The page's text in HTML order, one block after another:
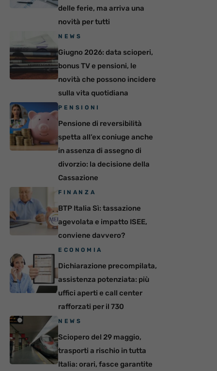
delle ferie, ma arriva una
novità per tutti
NEWS
Giugno 2026: data scioperi,
bonus TV e pensioni, le
novità che possono incidere
sulla vita quotidiana
PENSIONI
Pensione di reversibilità
spetta all’ex coniuge anche
in assenza di assegno di
divorzio: la decisione della
Cassazione
FINANZA
BTP Italia Sì: tassazione
agevolata e impatto ISEE,
conviene davvero?
ECONOMIA
Dichiarazione precompilata,
assistenza potenziata: più
uffici aperti e call center
rafforzati per il 730
NEWS
Sciopero del 29 maggio,
trasporti a rischio in tutta
Italia: orari, fasce garantite